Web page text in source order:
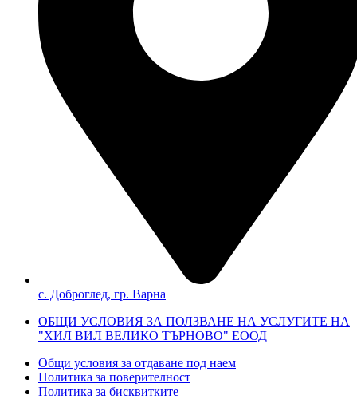
с. Доброглед, гр. Варна
ОБЩИ УСЛОВИЯ ЗА ПОЛЗВАНЕ НА УСЛУГИТЕ НА
"ХИЛ ВИЛ ВЕЛИКО ТЪРНОВО" ЕООД
Общи условия за отдаване под наем
Политика за поверителност
Политика за бисквитките